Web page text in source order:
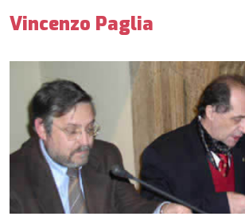
Vincenzo Paglia